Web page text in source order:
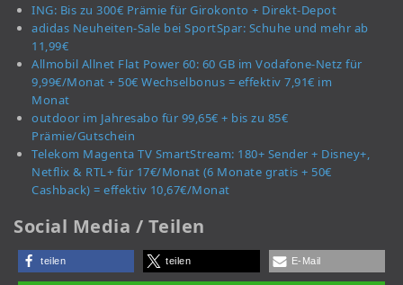
ING: Bis zu 300€ Prämie für Girokonto + Direkt-Depot
adidas Neuheiten-Sale bei SportSpar: Schuhe und mehr ab
11,99€
Allmobil Allnet Flat Power 60: 60 GB im Vodafone-Netz für
9,99€/Monat + 50€ Wechselbonus = effektiv 7,91€ im
Monat
outdoor im Jahresabo für 99,65€ + bis zu 85€
Prämie/Gutschein
Telekom Magenta TV SmartStream: 180+ Sender + Disney+,
Netflix & RTL+ für 17€/Monat (6 Monate gratis + 50€
Cashback) = effektiv 10,67€/Monat
Social Media / Teilen
teilen teilen E-Mail